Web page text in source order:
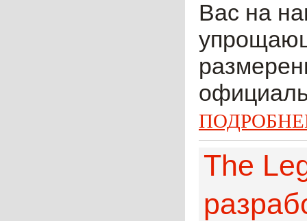
Вас на
The